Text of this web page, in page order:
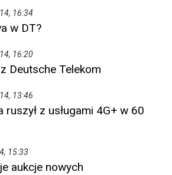
16:34
w DT?
16:20
Deutsche Telekom
13:46
ruszył z usługami 4G+ w 60
15:33
aukcje nowych